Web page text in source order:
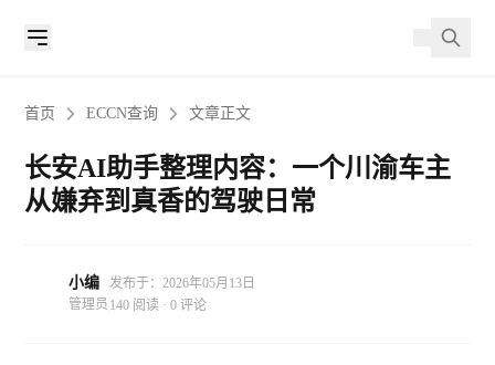
首页 ECCN查询 文章正文
长安AI助手整理内容：一个川渝车主
从嫌弃到真香的驾驶日常
小编
管理员
发布于：2026年05月13日
140 阅读 · 0 评论